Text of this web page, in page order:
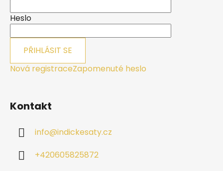
Heslo
PŘIHLÁSIT SE
Nová registraceZapomenuté heslo
Kontakt
info@indickesaty.cz
+420605825872